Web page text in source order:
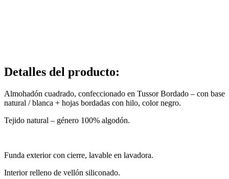
Detalles del producto:
Almohadón cuadrado, confeccionado en Tussor Bordado – con base
natural / blanca + hojas bordadas con hilo, color negro.
Tejido natural – género 100% algodón.
Funda exterior con cierre, lavable en lavadora.
Interior relleno de vellón siliconado.